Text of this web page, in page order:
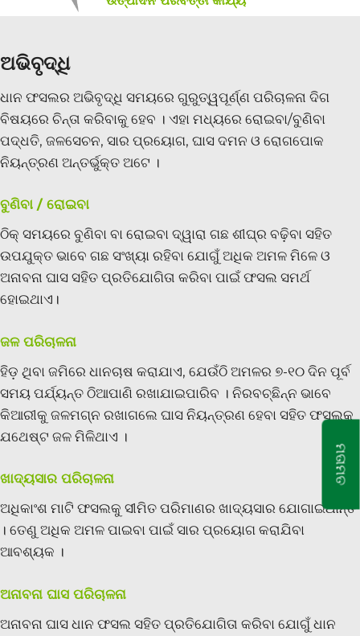
ଅଭିବୃଦ୍ଧି
ଧାନ ଫସଲର ଅଭିବୃଦ୍ଧି ସମୟରେ ଗୁରୁତ୍ୱପୂର୍ଣ୍ଣ ପରିଚାଳନା ଦିଗ
ବିଷୟରେ ଚିନ୍ତା କରିବାକୁ ହେବ । ଏହା ମଧ୍ୟରେ ରୋଇବା/ବୁଣିବା
ପଦ୍ଧତି, ଜଳସେଚନ, ସାର ପ୍ରୟୋଗ, ଘାସ ଦମନ ଓ ରୋଗପୋକ
ନିୟନ୍ତ୍ରଣ ଅନ୍ତର୍ଭୁକ୍ତ ଅଟେ ।
ବୁଣିବା / ରୋଇବା
ଠିକ୍ ସମୟରେ ବୁଣିବା ବା ରୋଇବା ଦ୍ୱାରା ଗଛ ଶୀଘ୍ର ବଢ଼ିବା ସହିତ
ଉପଯୁକ୍ତ ଭାବେ ଗଛ ସଂଖ୍ୟା ରହିବା ଯୋଗୁଁ ଅଧିକ ଅମଳ ମିଳେ ଓ
ଅନାବନା ଘାସ ସହିତ ପ୍ରତିଯୋଗିତା କରିବା ପାଇଁ ଫସଲ ସମର୍ଥ
ହୋଇଥାଏ।
ଜଳ ପରିଚାଳନା
ହିଡ଼ ଥିବା ଜମିରେ ଧାନଚାଷ କରାଯାଏ, ଯେଉଁଠି ଅମଳର ୭-୧୦ ଦିନ ପୂର୍ବ
ସମୟ ପର୍ଯ୍ୟନ୍ତ ଠିଆପାଣି ରଖାଯାଇପାରିବ । ନିରବଚ୍ଛିନ୍ନ ଭାବେ
କିଆରୀକୁ ଜଳମଗ୍ନ ରଖାଗଲେ ଘାସ ନିୟନ୍ତ୍ରଣ ହେବା ସହିତ ଫସଲକୁ
ଯଥେଷ୍ଟ ଜଳ ମିଳିଥାଏ ।
ଖାଦ୍ୟସାର ପରିଚାଳନା
ଅଧିକାଂଶ ମାଟି ଫସଲକୁ ସୀମିତ ପରିମାଣର ଖାଦ୍ୟସାର ଯୋଗାଇଥାନ୍ତି
। ତେଣୁ ଅଧିକ ଅମଳ ପାଇବା ପାଇଁ ସାର ପ୍ରୟୋଗ କରାଯିବା
ଆବଶ୍ୟକ ।
ଅନାବନା ଘାସ ପରିଚାଳନା
ଅନାବନା ଘାସ ଧାନ ଫସଲ ସହିତ ପ୍ରତିଯୋଗିତା କରିବା ଯୋଗୁଁ ଧାନ
ମତାମତ